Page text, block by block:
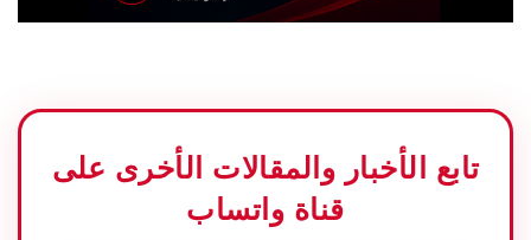
تابع الأخبار والمقالات الأخرى على
قناة واتساب